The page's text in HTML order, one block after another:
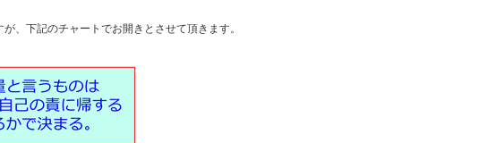
、下記のチャートでお開きとさせて頂きます。